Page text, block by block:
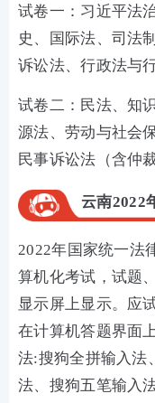
试卷一：习近平法
史、国际法、司法
诉讼法、行政法与
试卷二：民法、知
源法、劳动与社会
民事诉讼法（含仲
云南2022
2022年国家统一法
算机化考试，试题
显示屏上显示。应
在计算机答题界面
法:搜狗全拼输入法
法、搜狗五笔输入